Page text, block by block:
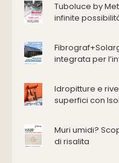
Cappe
Consolidamento
Energie
Ferramenta e
Impianti idrici e
Impianti termici
Tuboluce by
infinite
integrata per
Idropitture e
superfici con
Muri umidi?
di risalita